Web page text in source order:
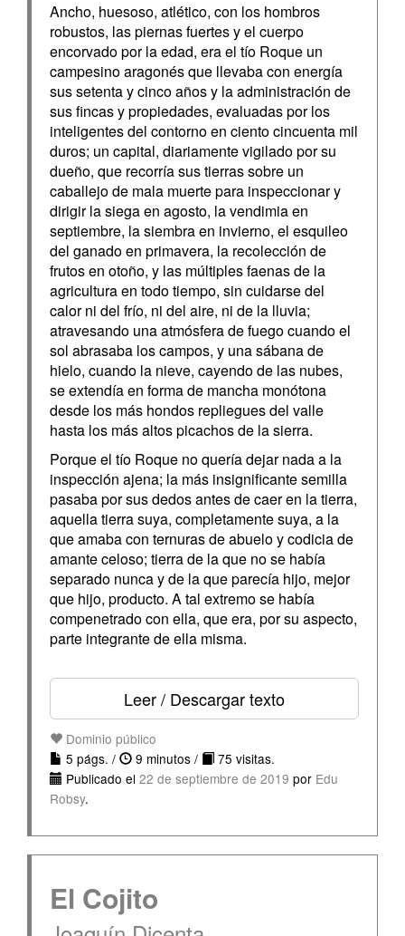
Ancho, huesoso, atlético, con los hombros
robustos, las piernas fuertes y el cuerpo
encorvado por la edad, era el tío Roque un
campesino aragonés que llevaba con energía
sus setenta y cinco años y la administración de
sus fincas y propiedades, evaluadas por los
inteligentes del contorno en ciento cincuenta mil
duros; un capital, diariamente vigilado por su
dueño, que recorría sus tierras sobre un
caballejo de mala muerte para inspeccionar y
dirigir la siega en agosto, la vendimia en
septiembre, la siembra en invierno, el esquileo
del ganado en primavera, la recolección de
frutos en otoño, y las múltiples faenas de la
agricultura en todo tiempo, sin cuidarse del
calor ni del frío, ni del aire, ni de la lluvia;
atravesando una atmósfera de fuego cuando el
sol abrasaba los campos, y una sábana de
hielo, cuando la nieve, cayendo de las nubes,
se extendía en forma de mancha monótona
desde los más hondos repliegues del valle
hasta los más altos picachos de la sierra.
Porque el tío Roque no quería dejar nada a la
inspección ajena; la más insignificante semilla
pasaba por sus dedos antes de caer en la tierra,
aquella tierra suya, completamente suya, a la
que amaba con ternuras de abuelo y codicia de
amante celoso; tierra de la que no se había
separado nunca y de la que parecía hijo, mejor
que hijo, producto. A tal extremo se había
compenetrado con ella, que era, por su aspecto,
parte integrante de ella misma.
Leer / Descargar texto
Dominio público
5 págs. /
9 minutos /
75 visitas.
Publicado el 22 de septiembre de 2019 por Edu
Robsy.
El Cojito